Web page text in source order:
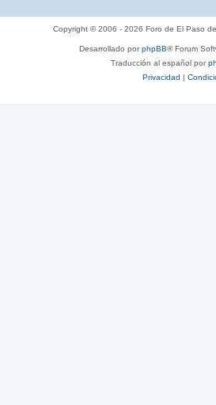
Copyright © 2006 - 2026 Foro de El Paso
Desarrollado porphpBB® Forum
Traducción al español por
Privacidad |